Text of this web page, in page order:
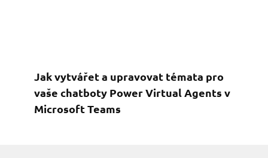
Jak vytvářet a upravovat témata pro
vaše chatboty Power Virtual Agents v
Microsoft Teams